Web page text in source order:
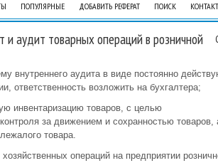
ПОПУЛЯРНЫЕ ДОБАВИТЬ РЕФЕРАТ ПОИСК
и аудит товарных операций в розничной
внутреннего аудита в виде постоянно
ответственность возложить на бухгалтера;
инвентаризацию товаров, с целью
за движением и сохранностью товаров,
товара.
операций на предприятии